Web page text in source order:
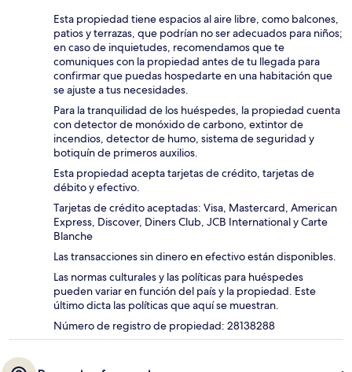
Esta propiedad tiene espacios al aire libre, como balcones,
patios y terrazas, que podrían no ser adecuados para niños;
en caso de inquietudes, recomendamos que te
comuniques con la propiedad antes de tu llegada para
confirmar que puedas hospedarte en una habitación que
se ajuste a tus necesidades.
Para la tranquilidad de los huéspedes, la propiedad cuenta
con detector de monóxido de carbono, extintor de
incendios, detector de humo, sistema de seguridad y
botiquín de primeros auxilios.
Esta propiedad acepta tarjetas de crédito, tarjetas de
débito y efectivo.
Tarjetas de crédito aceptadas: Visa, Mastercard, American
Express, Discover, Diners Club, JCB International y Carte
Blanche
Las transacciones sin dinero en efectivo están disponibles.
Las normas culturales y las políticas para huéspedes
pueden variar en función del país y la propiedad. Este
último dicta las políticas que aquí se muestran.
Número de registro de propiedad: 28138288